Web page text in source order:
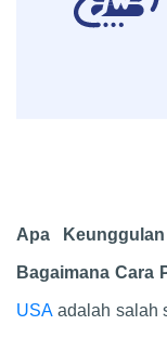
Apa
Bagaimana Cara
USA adalah salah